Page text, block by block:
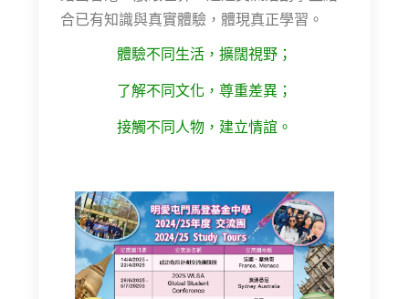
合已有知識與真實體驗，體現真正學習。
體驗不同生活，擴闊視野；
了解不同文化，尊重差異；
接觸不同人物，建立情誼。